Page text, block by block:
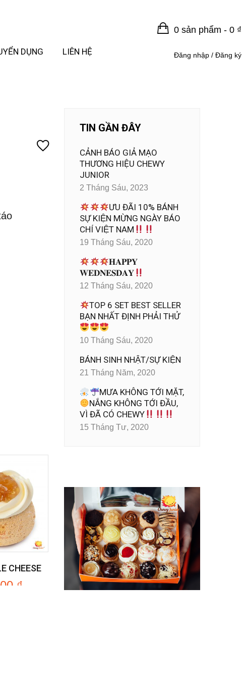
0 sản phẩm - 0 ₫
DỤNG LIÊN HỆ Đăng nhập / Đăng ký
CHEESE
₫
TIN GẦN ĐÂY
CẢNH BÁO GIẢ MẠO
THƯƠNG HIỆU CHEWY
JUNIOR
2 Tháng Sáu, 2023
ƯU ĐÃI 10% BÁNH
SỰ KIỆN MỪNG NGÀY BÁO
CHÍ VIỆT NAM
19 Tháng Sáu, 2020
𝐇𝐀𝐏𝐏𝐘
𝐖𝐄𝐃𝐍𝐄𝐒𝐃𝐀𝐘
12 Tháng Sáu, 2020
TOP 6 SET BEST SELLER
BẠN NHẤT ĐỊNH PHẢI THỬ
10 Tháng Sáu, 2020
BÁNH SINH NHẬT/SỰ KIỆN
21 Tháng Năm, 2020
MƯA KHÔNG TỚI MẶT,
NẮNG KHÔNG TỚI ĐẦU,
VÌ ĐÃ CÓ CHEWY
15 Tháng Tư, 2020